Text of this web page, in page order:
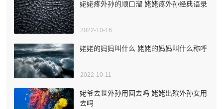
姥姥疼外孙的顺口溜 姥姥疼外孙经典语录
2022-10-16
姥姥的妈妈叫什么 姥姥的妈妈叫什么称呼
2022-10-11
姥爷去世外孙用回去吗 姥姥出殡外孙女用
去吗